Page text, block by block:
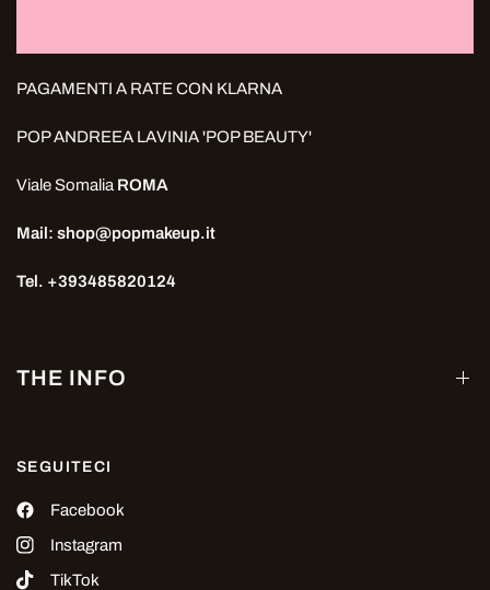
PAGAMENTI A RATE CON KLARNA
POP ANDREEA LAVINIA 'POP BEAUTY'
Viale Somalia ROMA
Mail: shop@popmakeup.it
Tel. +393485820124
THE INFO
SEGUITECI
Facebook
Instagram
TikTok